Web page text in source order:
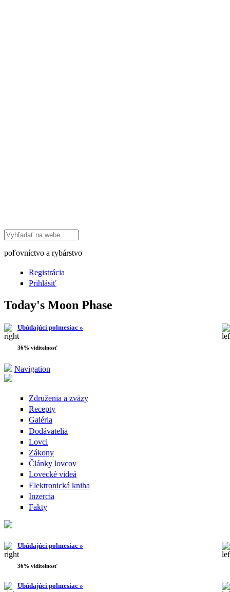
Search this site
poľovníctvo a rybárstvo
Registrácia
Prihlásiť
Today's Moon Phase
Ubúdajúci polmesiac »
36% viditelnosť
Navigation
Združenia a zväzy
Recepty
Galéria
Dodávatelia
Lovci
Zákony
Články lovcov
Lovecké videá
Elektronická kniha
Inzercia
Fakty
Ubúdajúci polmesiac »
36% viditelnosť
Ubúdajúci polmesiac »